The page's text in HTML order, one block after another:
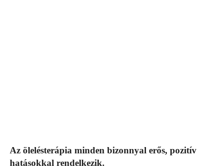
Az ölelésterápia minden bizonnyal erős, pozitív
hatásokkal rendelkezik.